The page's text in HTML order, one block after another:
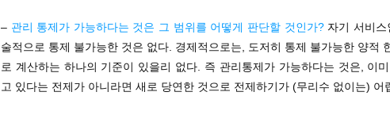
– 관리 통제가 가능하다는 것은 그 범위를 어떻게 판단할 것인가?자기 서비스
술적으로 통제 불가능한 것은 없다. 경제적으로는, 도저히 통제 불가능한 양적
로 계산하는 하나의 기준이 있을리 없다. 즉 관리통제가 가능하다는 것은, 이
고 있다는 전제가 아니라면 새로 당연한 것으로 전제하기가 (무리수 없이는) 어